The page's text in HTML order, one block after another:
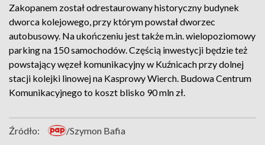
Zakopanem został odrestaurowany historyczny budynek
dworca kolejowego, przy którym powstał dworzec
autobusowy. Na ukończeniu jest także m.in. wielopoziomowy
parking na 150 samochodów. Częścią inwestycji będzie też
powstający węzeł komunikacyjny w Kuźnicach przy dolnej
stacji kolejki linowej na Kasprowy Wierch. Budowa Centrum
Komunikacyjnego to koszt blisko 90 mln zł.
Źródło: /Szymon Bafia